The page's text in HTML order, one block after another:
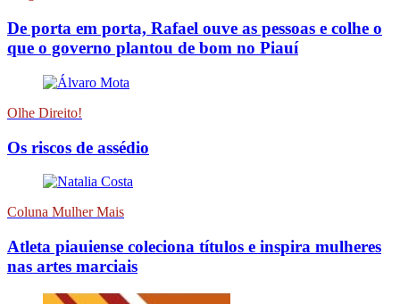
De porta em porta, Rafael ouve as pessoas e colhe o
que o governo plantou de bom no Piauí
Olhe Direito!
Os riscos de assédio
Coluna Mulher Mais
Atleta piauiense coleciona títulos e inspira mulheres
nas artes marciais